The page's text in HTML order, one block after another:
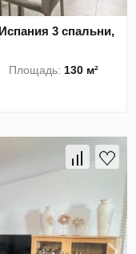
3 спальни,
Площадь:130 м²